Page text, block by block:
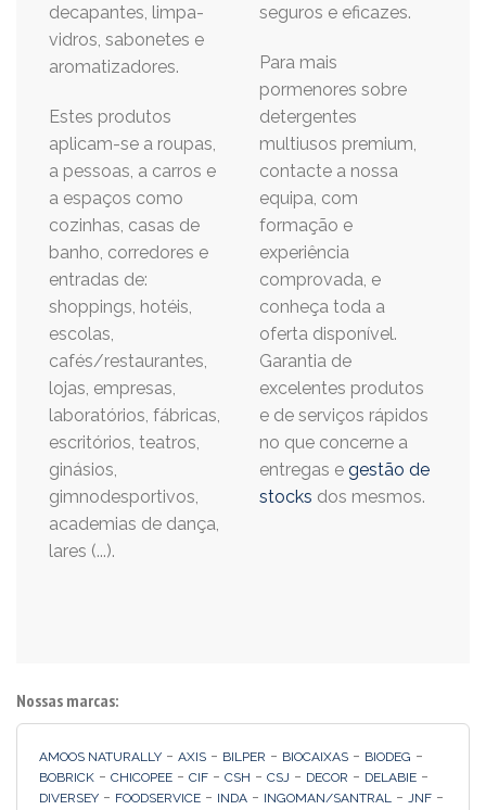
decapantes, limpa-
vidros, sabonetes e
aromatizadores.
Estes produtos
aplicam-se a roupas,
a pessoas, a carros e
a espaços como
cozinhas, casas de
banho, corredores e
entradas de:
shoppings, hotéis,
escolas,
cafés/restaurantes,
lojas, empresas,
laboratórios, fábricas,
escritórios, teatros,
ginásios,
gimnodesportivos,
academias de dança,
lares (...).
seguros e eficazes.
Para mais
pormenores sobre
detergentes
multiusos premium,
contacte a nossa
equipa, com
formação e
experiência
comprovada, e
conheça toda a
oferta disponível.
Garantia de
excelentes produtos
e de serviços rápidos
no que concerne a
entregas e gestão de
stocks dos mesmos.
Nossas marcas:
AMOOS NATURALLY - AXIS - BILPER - BIOCAIXAS - BIODEG -
BOBRICK - CHICOPEE - CIF - CSH - CSJ - DECOR - DELABIE -
DIVERSEY - FOODSERVICE - INDA - INGOMAN/SANTRAL - JNF -